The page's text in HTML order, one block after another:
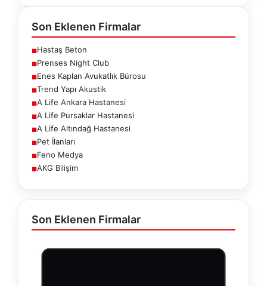
Son Eklenen Firmalar
■Hastaş Beton
■Prenses Night Club
■Enes Kaplan Avukatlık Bürosu
■Trend Yapı Akustik
■A Life Ankara Hastanesi
■A Life Pursaklar Hastanesi
■A Life Altındağ Hastanesi
■Pet İlanları
■Feno Medya
■AKG Bilişim
Son Eklenen Firmalar